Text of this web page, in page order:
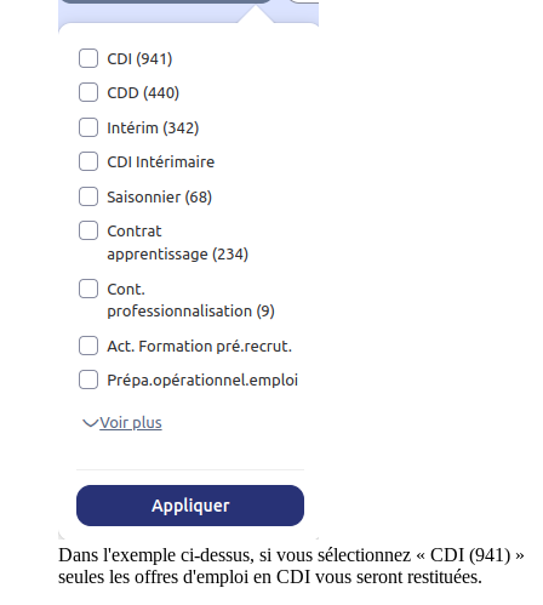
Dans l'exemple ci-dessus, si vous sélectionnez « CDI (941) »
seules les offres d'emploi en CDI vous seront restituées.